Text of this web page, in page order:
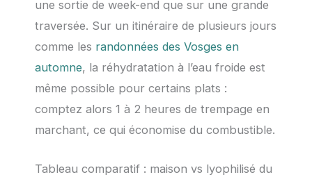
une sortie de week-end que sur une grande
traversée. Sur un itinéraire de plusieurs jours
comme les randonnées des Vosges en
automne, la réhydratation à l’eau froide est
même possible pour certains plats :
comptez alors 1 à 2 heures de trempage en
marchant, ce qui économise du combustible.
Tableau comparatif : maison vs lyophilisé du